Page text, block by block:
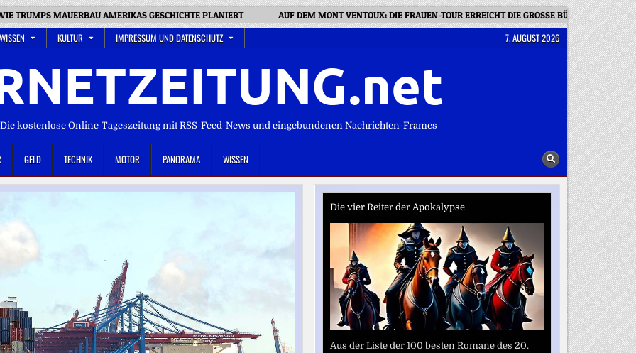
TRUMPS MAUERBAU AMERIKAS GESCHICHTE PLANIERT AUF DEM MONT VENTOUX: DIE FRAUEN-TOUR ERREICHT DIE GROSSE BÜHNE
KULTUR IMPRESSUM UND DATENSCHUTZ 7. AUGUST 2026
kostenlose Online-Tageszeitung mit RSS-Feed-News und eingebundenen Nachrichten-Frames
GELD TECHNIK MOTOR PANORAMA WISSEN
Die vier Reiter der Apokalypse
Aus der Liste der 100 besten Romane des 20.